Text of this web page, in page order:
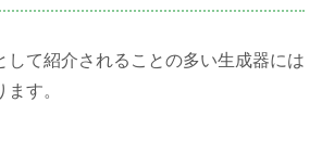
して紹介されることの多い生成器には
す。